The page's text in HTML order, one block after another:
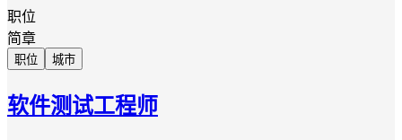
职位
简章
职位 城市
软件测试工程师